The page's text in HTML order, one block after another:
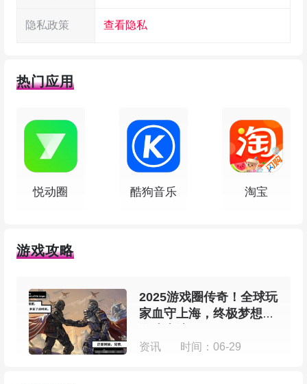
都能搜到，找文件不再靠猜；
4、提供完整的 zip 文件操作，可以直接往压
5、支持批量复制、移动、删除、重命名、创
软件特色
1、能直接在 apk 包里编辑 ARSC、dex、
隐私政策 查看隐私
热门应用
悦动圈 酷狗音乐 淘宝
游戏攻略
2025游戏圈传奇！全球玩
家血守上海，终极梦想在
资讯 时间：06-29